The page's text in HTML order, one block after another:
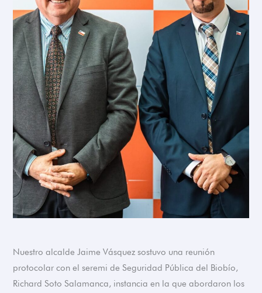
Nuestro alcalde Jaime Vásquez sostuvo una reunión
protocolar con el seremi de Seguridad Pública del Biobío,
Richard Soto Salamanca, instancia en la que abordaron los